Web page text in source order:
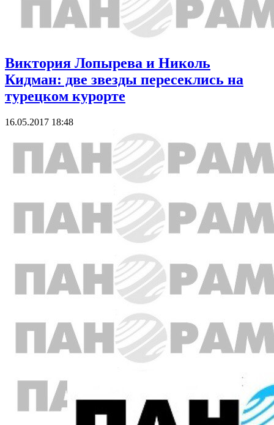
Виктория Лопырева и Николь
Кидман: две звезды пересеклись на
турецком курорте
16.05.2017 18:48